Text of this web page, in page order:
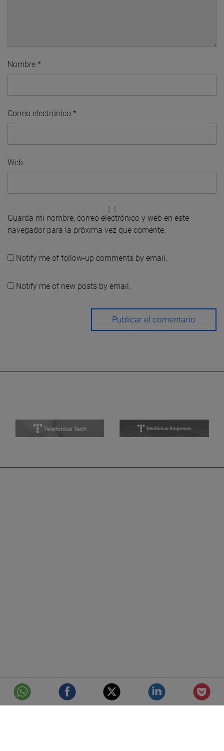
Nombre *
Correo electrónico *
Web
Guarda mi nombre, correo electrónico y web en este
navegador para la próxima vez que comente.
Notify me of follow-up comments by email.
Notify me of new posts by email.